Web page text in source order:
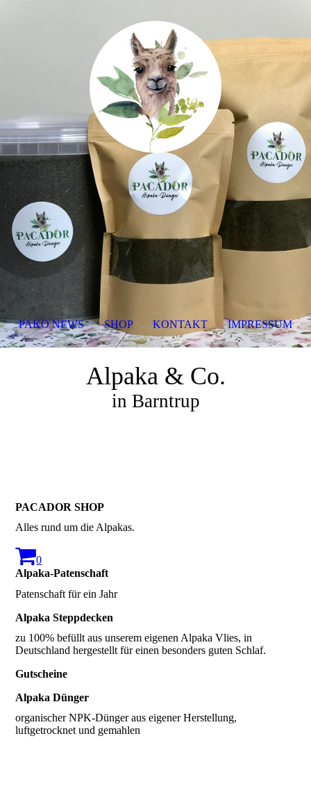
Alpaka & Co.
in Barntrup
PACADOR SHOP
Alles rund um die Alpakas.
0
Alpaka-Patenschaft
Patenschaft für ein Jahr
Alpaka Steppdecken
zu 100% befüllt aus unserem eigenen Alpaka Vlies, in
Deutschland hergestellt für einen besonders guten Schlaf.
Gutscheine
Alpaka Dünger
organischer NPK-Dünger aus eigener Herstellung,
PAKO NEWS SHOP KONTAKT IMPRESSUM